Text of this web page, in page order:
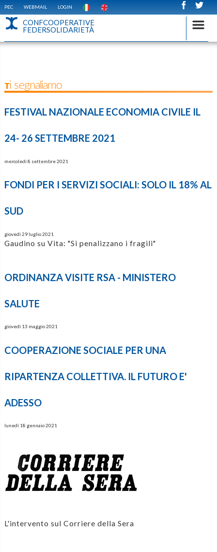
PEC WEBMAIL LOGIN
CONFCOOPERATIVE
FEDERSOLIDARIETÀ
Ti segnaliamo
FESTIVAL NAZIONALE ECONOMIA CIVILE IL
24- 26 SETTEMBRE 2021
mercoledì 8 settembre 2021
FONDI PER I SERVIZI SOCIALI: SOLO IL 18% AL
SUD
giovedì 29 luglio 2021
Gaudino su Vita: "Si penalizzano i fragili"
ORDINANZA VISITE RSA - MINISTERO
SALUTE
giovedì 13 maggio 2021
COOPERAZIONE SOCIALE PER UNA
RIPARTENZA COLLETTIVA. IL FUTURO E'
ADESSO
lunedì 18 gennaio 2021
L'intervento sul Corriere della Sera